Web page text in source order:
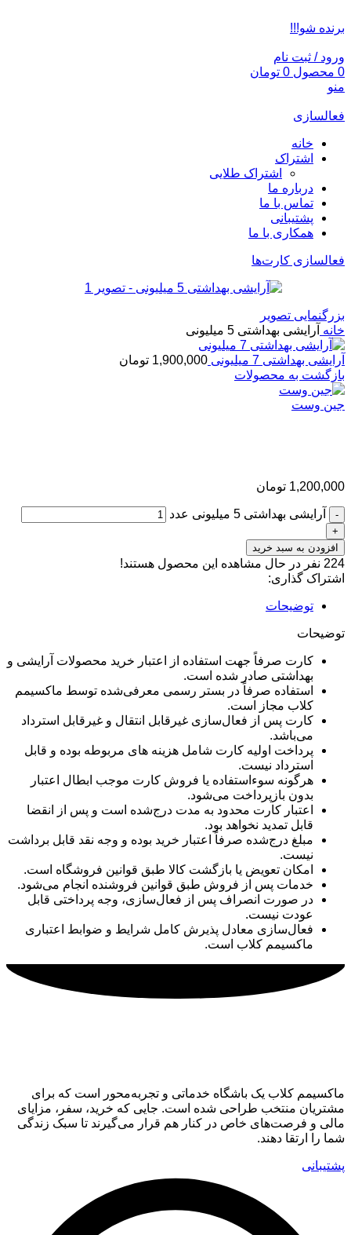
برنده شو!!!
ورود / ثبت نام
0 محصول 0 تومان
منو
فعالسازی
خانه
اشتراک
اشتراک طلایی
درباره ما
تماس با ما
پشتیبانی
همکاری با ما
فعالسازی کارت‌ها
بزرگنمایی تصویر
خانه آرایشی بهداشتی 5 میلیونی
آرایشی بهداشتی 7 میلیونی 1,900,000 تومان
بازگشت به محصولات
جین وست
1,200,000 تومان
آرایشی بهداشتی 5 میلیونی عدد
افزودن به سبد خرید
224 نفر در حال مشاهده این محصول هستند!
اشتراک گذاری:
توضیحات
توضیحات
کارت صرفاً جهت استفاده از اعتبار خرید محصولات آرایشی و
بهداشتی صادر شده است.
استفاده صرفاً در بستر رسمی معرفی‌شده توسط ماکسیمم
کلاب مجاز است.
کارت پس از فعال‌سازی غیرقابل انتقال و غیرقابل استرداد
می‌باشد.
پرداخت اولیه کارت شامل هزینه های مربوطه بوده و قابل
استرداد نیست.
هرگونه سوءاستفاده یا فروش کارت موجب ابطال اعتبار
بدون بازپرداخت می‌شود.
اعتبار کارت محدود به مدت درج‌شده است و پس از انقضا
قابل تمدید نخواهد بود.
مبلغ درج‌شده صرفاً اعتبار خرید بوده و وجه نقد قابل برداشت
نیست.
امکان تعویض یا بازگشت کالا طبق قوانین فروشگاه است.
خدمات پس از فروش طبق قوانین فروشنده انجام می‌شود.
در صورت انصراف پس از فعال‌سازی، وجه پرداختی قابل
عودت نیست.
فعال‌سازی معادل پذیرش کامل شرایط و ضوابط اعتباری
ماکسیمم کلاب است.
ماکسیمم کلاب یک باشگاه خدماتی و تجربه‌محور است که برای
مشتریان منتخب طراحی شده است. جایی که خرید، سفر، مزایای
مالی و فرصت‌های خاص در کنار هم قرار می‌گیرند تا سبک زندگی
شما را ارتقا دهند.
پشتیبانی